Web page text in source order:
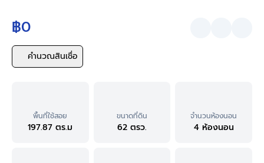
฿0
คำนวณสินเชื่อ
พื้นที่ใช้สอย
197.87 ตร.ม
ขนาดที่ดิน
62 ตรว.
จำนวนห้องนอน
4 ห้องนอน